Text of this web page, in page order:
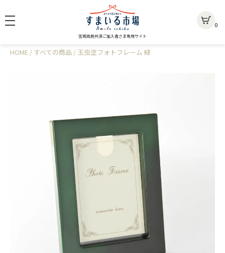
宮城県民共済ご加入者さま専用サイト
0
HOME すべての商品 玉虫塗フォトフレーム 緑